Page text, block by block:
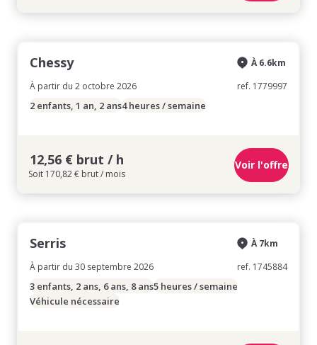
Chessy
À partir du 2 octobre 2026
À 6.6km
ref. 1779997
2 enfants, 1 an, 2 ans4 heures / semaine
12,56 € brut / h
Soit 170,82 € brut / mois
Voir l'offre
Serris
À partir du 30 septembre 2026
À 7km
ref. 1745884
3 enfants, 2 ans, 6 ans, 8 ans5 heures / semaine
Véhicule nécessaire